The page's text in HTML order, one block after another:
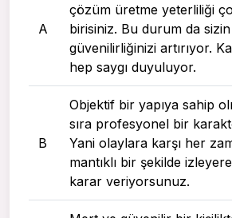
A
çözüm üretme yeterliliği
birisiniz. Bu durum da
güvenilirliğinizi artırıyor.
hep saygı duyuluyor.
B
Objektif bir yapıya sahip
sıra profesyonel bir
Yani olaylara karşı her
mantıklı bir şekilde
karar veriyorsunuz.